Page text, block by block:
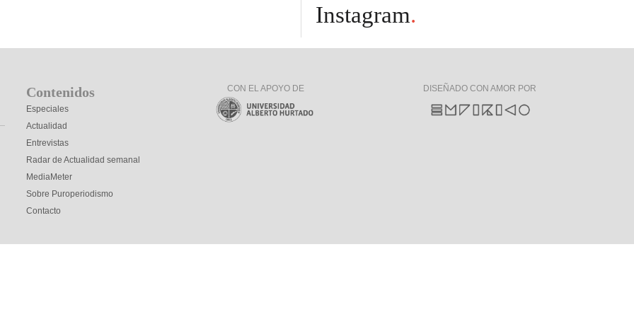
Instagram.
Contenidos
Especiales
Actualidad
Entrevistas
Radar de Actualidad semanal
MediaMeter
Sobre Puroperiodismo
Contacto
CON EL APOYO DE DISEÑADO CON AMOR POR